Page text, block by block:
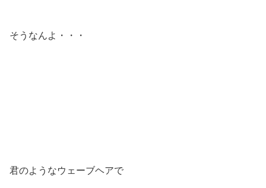
そうなんよ・・・
君のようなウェーブヘアで